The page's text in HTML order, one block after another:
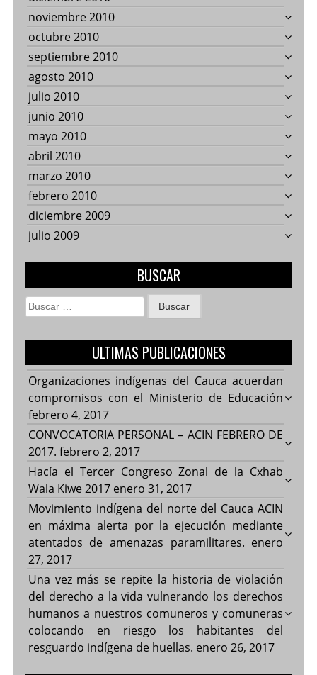
noviembre 2010
octubre 2010
septiembre 2010
agosto 2010
julio 2010
junio 2010
mayo 2010
abril 2010
marzo 2010
febrero 2010
diciembre 2009
julio 2009
BUSCAR
Buscar:
ULTIMAS PUBLICACIONES
Organizaciones indígenas del Cauca acuerdan
compromisos con el Ministerio de Educación
febrero 4, 2017
CONVOCATORIA PERSONAL – ACIN FEBRERO DE
2017. febrero 2, 2017
Hacía el Tercer Congreso Zonal de la Cxhab
Wala Kiwe 2017 enero 31, 2017
Movimiento indígena del norte del Cauca ACIN
en máxima alerta por la ejecución mediante
atentados de amenazas paramilitares. enero
27, 2017
Una vez más se repite la historia de violación
del derecho a la vida vulnerando los derechos
humanos a nuestros comuneros y comuneras
colocando en riesgo los habitantes del
resguardo indígena de huellas. enero 26, 2017